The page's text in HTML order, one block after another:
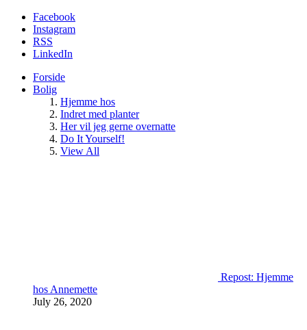
Facebook
Instagram
RSS
LinkedIn
Forside
Bolig
Hjemme hos
Indret med planter
Her vil jeg gerne overnatte
Do It Yourself!
View All
Repost: Hjemme
hos Annemette
July 26, 2020